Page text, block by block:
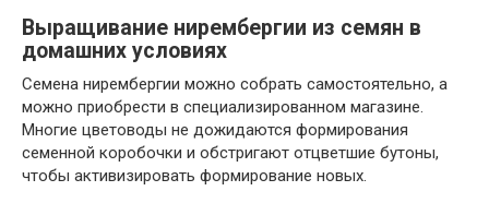
Выращивание нирембергии из семян в
домашних условиях
Семена нирембергии можно собрать самостоятельно, а
можно приобрести в специализированном магазине.
Многие цветоводы не дожидаются формирования
семенной коробочки и обстригают отцветшие бутоны,
чтобы активизировать формирование новых.